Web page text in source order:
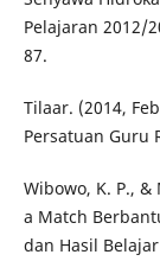
Pelajaran 2012/
87.
Tilaar. (2014,
Persatuan Guru
Wibowo, K. P.,
a Match
dan Hasil